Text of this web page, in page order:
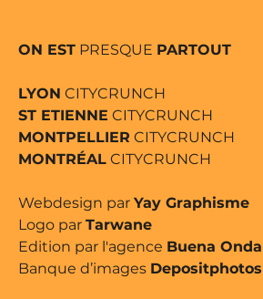
ON EST PRESQUE PARTOUT
LYON CITYCRUNCH
ST ETIENNE CITYCRUNCH
MONTPELLIER CITYCRUNCH
MONTRÉAL CITYCRUNCH
Webdesign par Yay Graphisme
Logo par Tarwane
Edition par l'agence Buena Onda
Banque d’images Depositphotos